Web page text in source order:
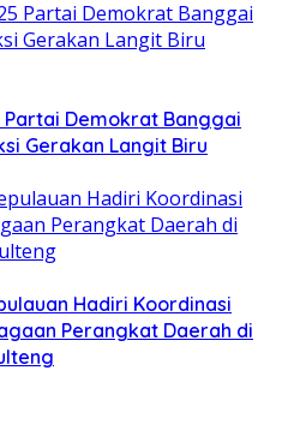
Partai Demokrat Banggai
Gerakan Langit Biru
Hadiri Koordinasi
Perangkat Daerah di